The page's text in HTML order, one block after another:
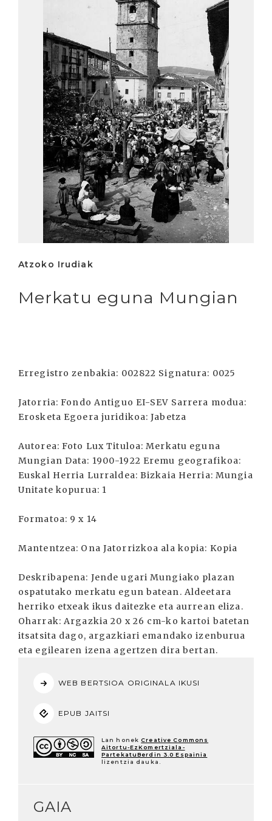
Atzoko Irudiak
Merkatu eguna Mungian
Erregistro zenbakia: 002822 Signatura: 0025
Jatorria: Fondo Antiguo EI-SEV Sarrera modua:
Erosketa Egoera juridikoa: Jabetza
Autorea: Foto Lux Tituloa: Merkatu eguna
Mungian Data: 1900-1922 Eremu geografikoa:
Euskal Herria Lurraldea: Bizkaia Herria: Mungia
Unitate kopurua: 1
Formatoa: 9 x 14
Mantentzea: Ona Jatorrizkoa ala kopia: Kopia
Deskribapena: Jende ugari Mungiako plazan
ospatutako merkatu egun batean. Aldeetara
herriko etxeak ikus daitezke eta aurrean eliza.
Oharrak: Argazkia 20 x 26 cm-ko kartoi batetan
itsatsita dago, argazkiari emandako izenburua
eta egilearen izena agertzen dira bertan.
WEB BERTSIOA ORIGINALA IKUSI
EPUB JAITSI
Lan honek Creative Commons
Aitortu-EzKomertziala-
PartekatuBerdin 3.0 Espainia
lizentzia dauka.
GAIA